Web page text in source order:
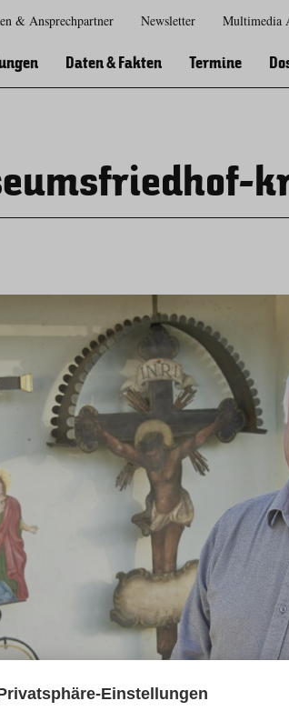
Zur
Zur
Zum
Zum
Daten & Fakten Termine
& Ansprechpartner Newsletter Multimedia